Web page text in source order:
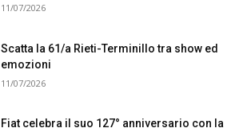
11/07/2026
Scatta la 61/a Rieti-Terminillo tra show ed
emozioni
11/07/2026
Fiat celebra il suo 127° anniversario con la